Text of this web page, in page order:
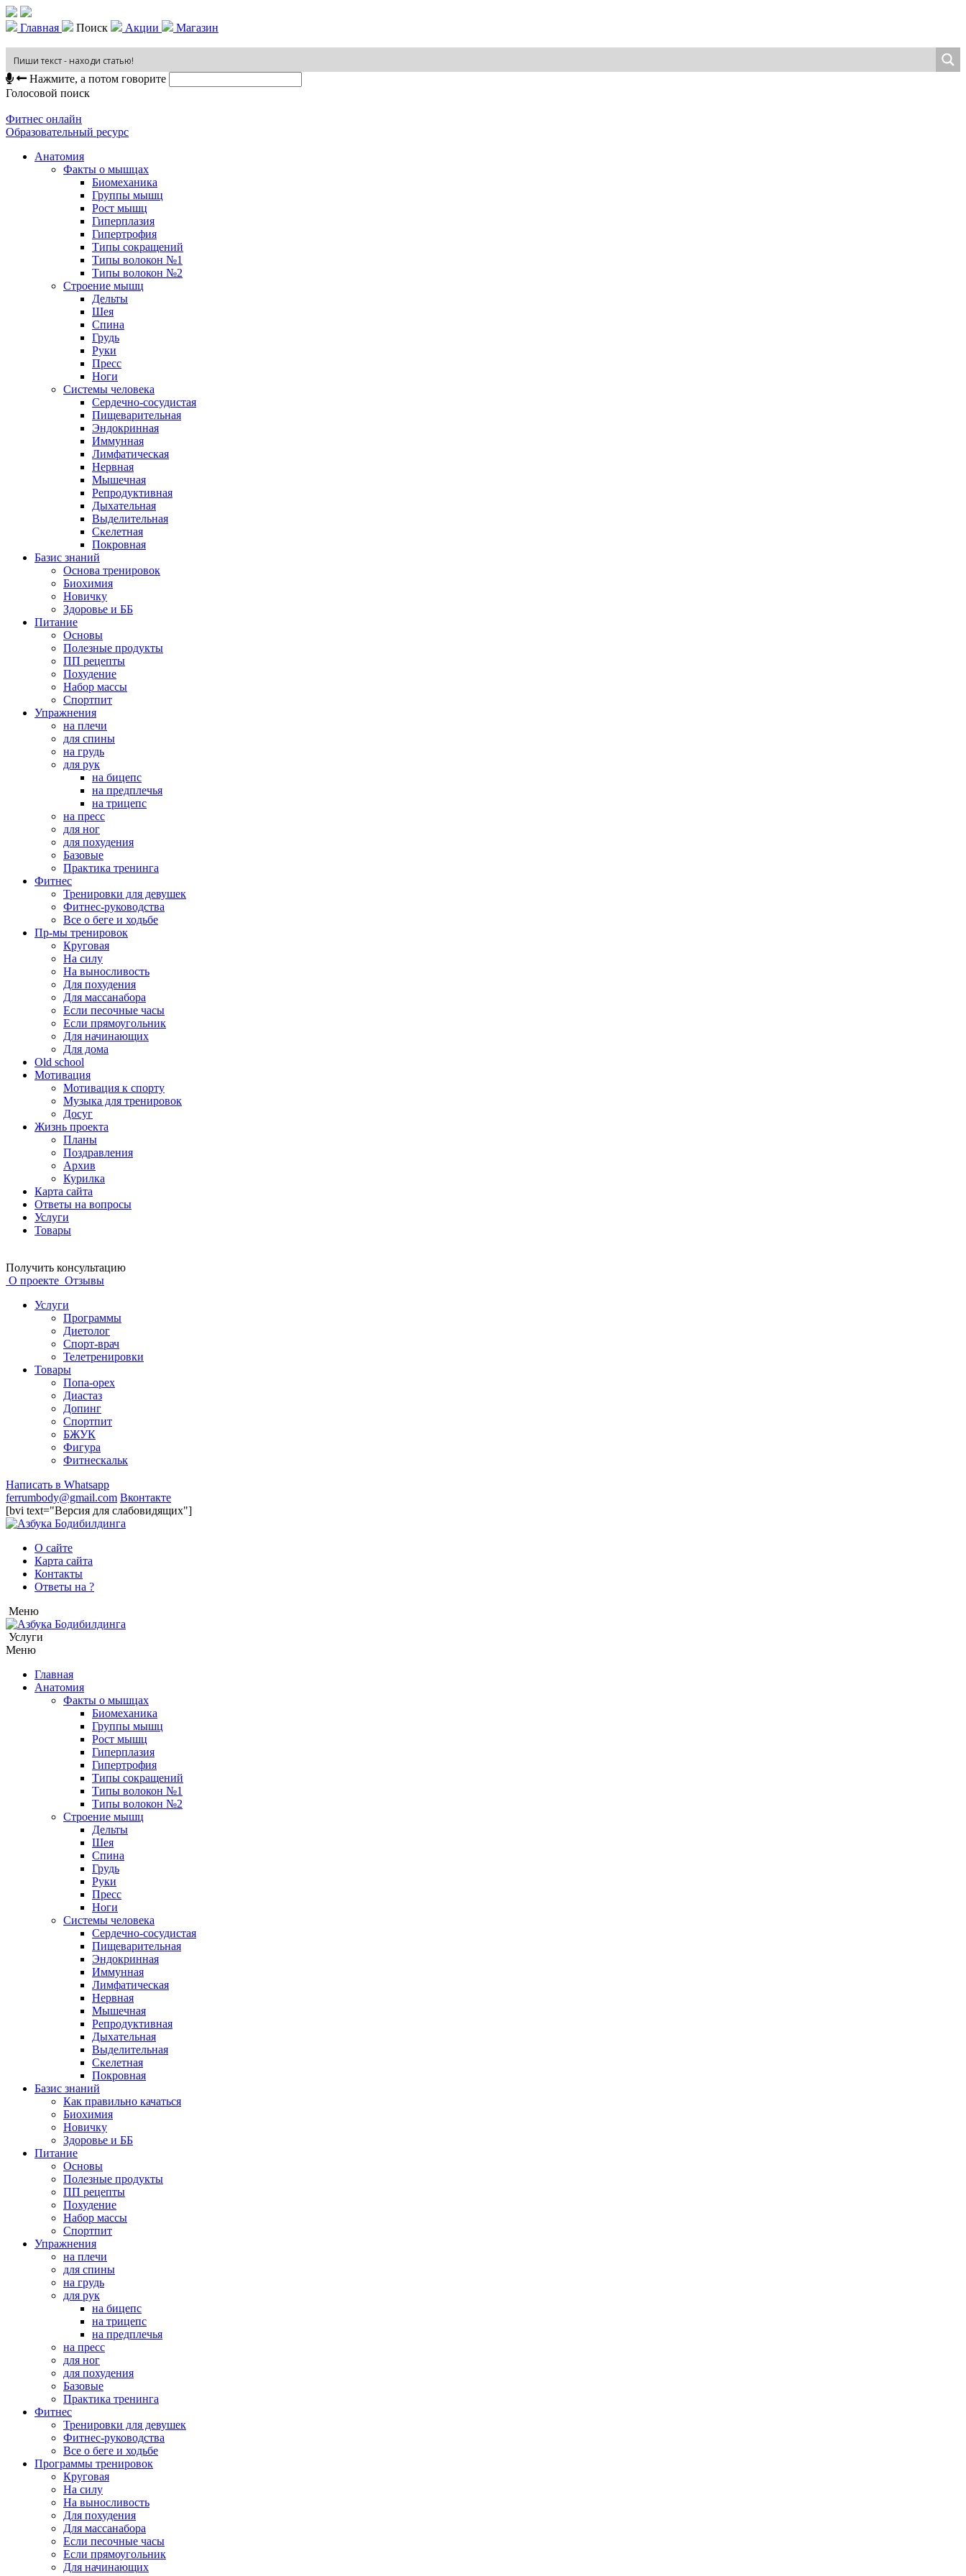
Главная Поиск Акции Магазин
Нажмите, а потом говорите
Голосовой поиск
Фитнес онлайн
Образовательный ресурс
Анатомия
Факты о мышцах
Биомеханика
Группы мышц
Рост мышц
Гиперплазия
Гипертрофия
Типы сокращений
Типы волокон №1
Типы волокон №2
Строение мышц
Дельты
Шея
Спина
Грудь
Руки
Пресс
Ноги
Системы человека
Сердечно-сосудистая
Пищеварительная
Эндокринная
Иммунная
Лимфатическая
Нервная
Мышечная
Репродуктивная
Дыхательная
Выделительная
Скелетная
Покровная
Базис знаний
Основа тренировок
Биохимия
Новичку
Здоровье и ББ
Питание
Основы
Полезные продукты
ПП рецепты
Похудение
Набор массы
Спортпит
Упражнения
на плечи
для спины
на грудь
для рук
на бицепс
на предплечья
на трицепс
на пресс
для ног
для похудения
Базовые
Практика тренинга
Фитнес
Тренировки для девушек
Фитнес-руководства
Все о беге и ходьбе
Пр-мы тренировок
Круговая
На силу
На выносливость
Для похудения
Для массанабора
Если песочные часы
Если прямоугольник
Для начинающих
Для дома
Old school
Мотивация
Мотивация к спорту
Музыка для тренировок
Досуг
Жизнь проекта
Планы
Поздравления
Архив
Курилка
Карта сайта
Ответы на вопросы
Услуги
Товары
Получить консультацию
О проекте Отзывы
Услуги
Программы
Диетолог
Спорт-врач
Телетренировки
Товары
Попа-орех
Диастаз
Допинг
Спортпит
БЖУК
Фигура
Фитнескальк
Написать в Whatsapp
ferrumbody@gmail.com Вконтакте
[bvi text="Версия для слабовидящих"]
О сайте
Карта сайта
Контакты
Ответы на ?
Меню
Услуги
Меню
Главная
Анатомия
Факты о мышцах
Биомеханика
Группы мышц
Рост мышц
Гиперплазия
Гипертрофия
Типы сокращений
Типы волокон №1
Типы волокон №2
Строение мышц
Дельты
Шея
Спина
Грудь
Руки
Пресс
Ноги
Системы человека
Сердечно-сосудистая
Пищеварительная
Эндокринная
Иммунная
Лимфатическая
Нервная
Мышечная
Репродуктивная
Дыхательная
Выделительная
Скелетная
Покровная
Базис знаний
Как правильно качаться
Биохимия
Новичку
Здоровье и ББ
Питание
Основы
Полезные продукты
ПП рецепты
Похудение
Набор массы
Спортпит
Упражнения
на плечи
для спины
на грудь
для рук
на бицепс
на трицепс
на предплечья
на пресс
для ног
для похудения
Базовые
Практика тренинга
Фитнес
Тренировки для девушек
Фитнес-руководства
Все о беге и ходьбе
Программы тренировок
Круговая
На силу
На выносливость
Для похудения
Для массанабора
Если песочные часы
Если прямоугольник
Для начинающих